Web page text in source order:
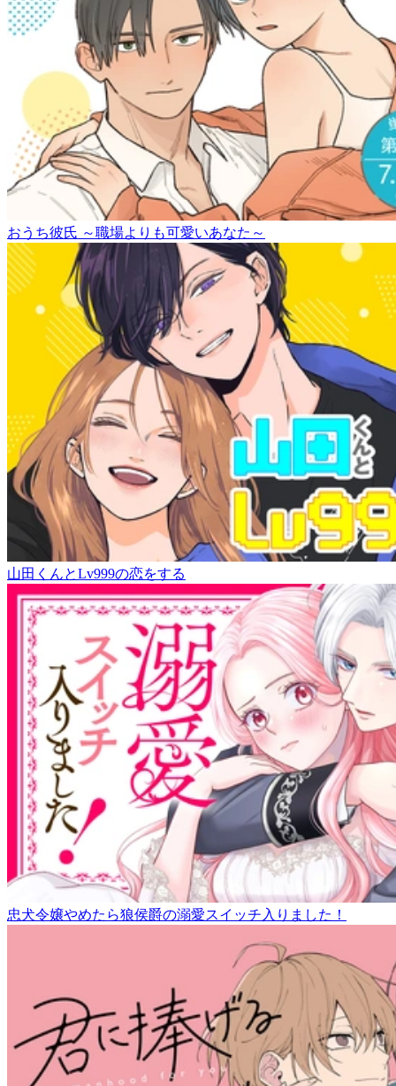
おうち彼氏 ～職場よりも可愛いあなた～
山田くんとLv999の恋をする
忠犬令嬢やめたら狼侯爵の溺愛スイッチ入りました！